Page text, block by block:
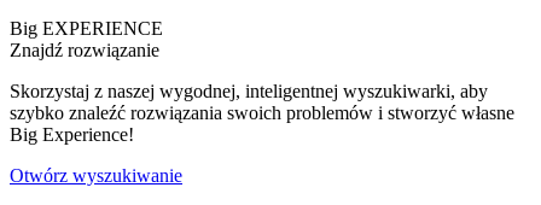
Big EXPERIENCE
Znajdź rozwiązanie
Skorzystaj z naszej wygodnej, inteligentnej wyszukiwarki, aby
szybko znaleźć rozwiązania swoich problemów i stworzyć własne
Big Experience!
Otwórz wyszukiwanie